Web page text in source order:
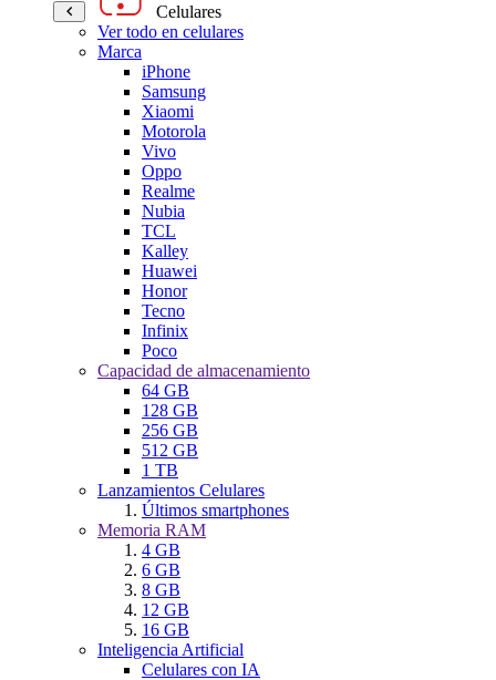
Celulares
Ver todo en celulares
Marca
iPhone
Samsung
Xiaomi
Motorola
Vivo
Oppo
Realme
Nubia
TCL
Kalley
Huawei
Honor
Tecno
Infinix
Poco
Capacidad de almacenamiento
64 GB
128 GB
256 GB
512 GB
1 TB
Lanzamientos Celulares
Últimos smartphones
Memoria RAM
4 GB
6 GB
8 GB
12 GB
16 GB
Inteligencia Artificial
Celulares con IA